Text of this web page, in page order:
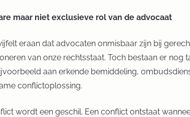
maar niet exclusieve rol van de advocaat
eraan dat advocaten onmisbaar zijn bij
van onze rechtsstaat. Toch bestaan er
aan erkende bemiddeling,
conflictoplossing.
wordt een geschil. Een conflict ontstaat